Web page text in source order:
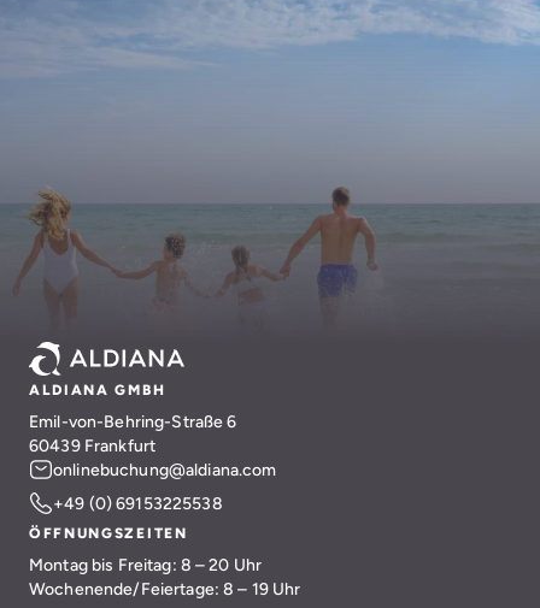
ALDIANA GMBH
Emil-von-Behring-Straße 6
60439 Frankfurt
onlinebuchung@aldiana.com
+49 (0) 69153225538
ÖFFNUNGSZEITEN
Montag bis Freitag: 8 – 20 Uhr
Wochenende/Feiertage: 8 – 19 Uhr